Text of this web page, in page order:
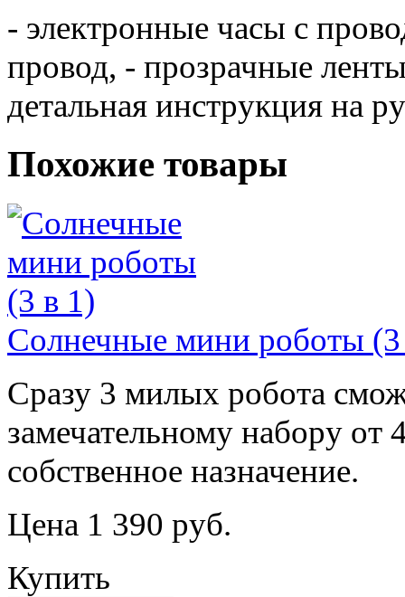
- электронные часы с
провод, - прозрачные
детальная инструкция на
Похожие товары
Солнечные мини роботы
Сразу 3 милых робота
замечательному набору
собственное назначение.
Цена 1 390 руб.
Купить